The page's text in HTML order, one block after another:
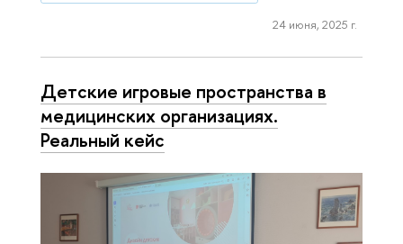
24 июня, 2025 г.
Детские игровые пространства в
медицинских организациях.
Реальный кейс